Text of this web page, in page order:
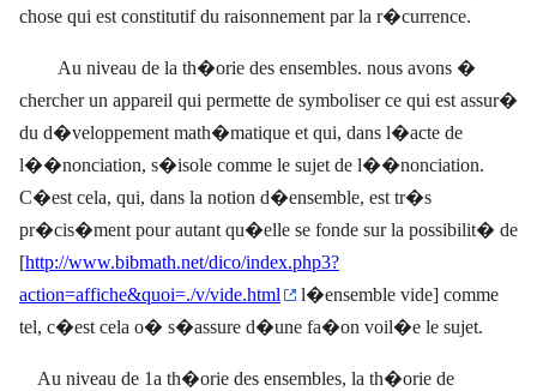
chose qui est constitutif du raisonnement par la r�currence.
Au niveau de la th�orie des ensembles. nous avons �
chercher un appareil qui permette de symboliser ce qui est assur�
du d�veloppement math�matique et qui, dans l�acte de
l��nonciation, s�isole comme le sujet de l��nonciation.
C�est cela, qui, dans la notion d�ensemble, est tr�s
pr�cis�ment pour autant qu�elle se fonde sur la possibilit� de
[http://www.bibmath.net/dico/index.php3?
action=affiche&quoi=./v/vide.html
l�ensemble vide] comme
tel, c�est cela o� s�assure d�une fa�on voil�e le sujet.
Au niveau de 1a th�orie des ensembles, la th�orie de